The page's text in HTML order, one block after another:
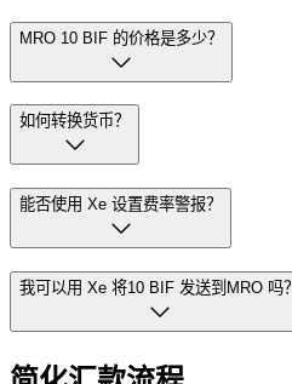
MRO 10 BIF 的价格是多少？
如何转换货币？
能否使用 Xe 设置费率警报？
我可以用 Xe 将10 BIF 发送到MRO 吗？